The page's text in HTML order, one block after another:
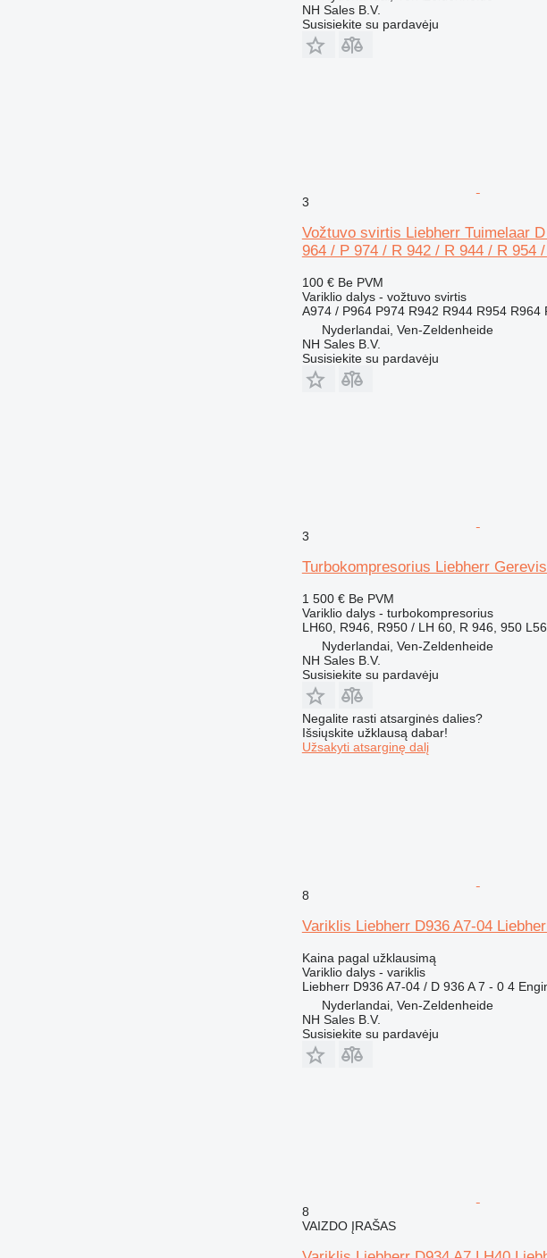
NH Sales B.V.
Susisiekite su pardavėju
3
Vožtuvo svirtis Liebherr Tuimelaar
964 / P 974 / R 942 / R 944 / R 954
100 € Be PVM
Variklio dalys - vožtuvo svirtis
A974 / P964 P974 R942 R944 R954
Nyderlandai, Ven-Zeldenheide
NH Sales B.V.
Susisiekite su pardavėju
3
Turbokompresorius Liebherr
1 500 € Be PVM
Variklio dalys - turbokompresorius
LH60, R946, R950 / LH 60, R 946, 950
Nyderlandai, Ven-Zeldenheide
NH Sales B.V.
Susisiekite su pardavėju
Negalite rasti atsarginės dalies?
Išsiųskite užklausą dabar!
Užsakyti atsarginę dalį
8
Variklis Liebherr D936 A7-04
Kaina pagal užklausimą
Variklio dalys - variklis
Liebherr D936 A7-04 / D 936 A 7 - 0 4
Nyderlandai, Ven-Zeldenheide
NH Sales B.V.
Susisiekite su pardavėju
8
VAIZDO ĮRAŠAS